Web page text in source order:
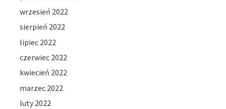
wrzesień 2022
sierpień 2022
lipiec 2022
czerwiec 2022
kwiecień 2022
marzec 2022
luty 2022